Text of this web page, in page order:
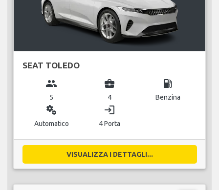
SEAT TOLEDO
group
5
business_center
4
local_gas_station
Benzina
miscellaneous_services
Automatico
login
4 Porta
VISUALIZZA I DETTAGLI...